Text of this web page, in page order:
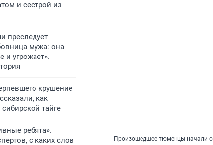
и сестрой из
преследует
мужа: она
и угрожает».
крушение
как
тайге
ребята».
с каких слов
Произошедшее тюменцы начали